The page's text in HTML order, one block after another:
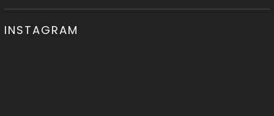
INSTAGRAM